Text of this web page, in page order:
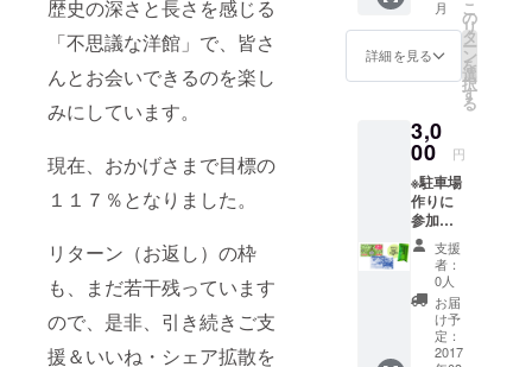
歴史の深さと長さを感じる
「不思議な洋館」で、皆さ
んとお会いできるのを楽し
みにしています。
現在、おかげさまで目標の
１１７％となりました。
リターン（お返し）の枠
も、まだ若干残っています
ので、是非、引き続きご支
援＆いいね・シェア拡散を
ト「まつば
守り人」主
解決に取り
組んでいま
【現職】株
式会社ビ
ズ・ナビ＆
ニー シニ
ア・コンサ
ルタント
元の製
茶（下
郷製茶
組合）
を贈ら
きま
す。ま
た、洋
館「ま
つば」
キャラ
クター
の名前
アイデ
アを事
前に
メール
にて受
月
詳細を見る
こ
の
リ
タ
ー
ン
を
選
択
す
る
3,0
00 円
※駐車場
作りに
参加で
きない
方へ
は、地
元の製
茶（下
郷製茶
組合）
支援
者：
0人
お届
け予
定：
2017